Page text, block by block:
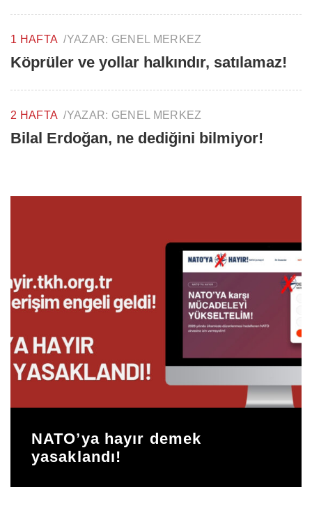
1 HAFTA /YAZAR: GENEL MERKEZ
Köprüler ve yollar halkındır, satılamaz!
2 HAFTA /YAZAR: GENEL MERKEZ
Bilal Erdoğan, ne dediğini bilmiyor!
NATO’ya hayır demek
yasaklandı!